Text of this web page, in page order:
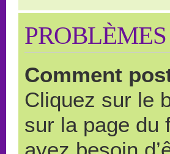
Comment
Cliquez sur le
sur la page du